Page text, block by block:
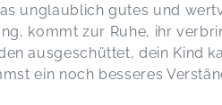
unglaublich gutes und
kommt zur Ruhe, ihr
ausgeschüttet, dein Kind
ein noch besseres